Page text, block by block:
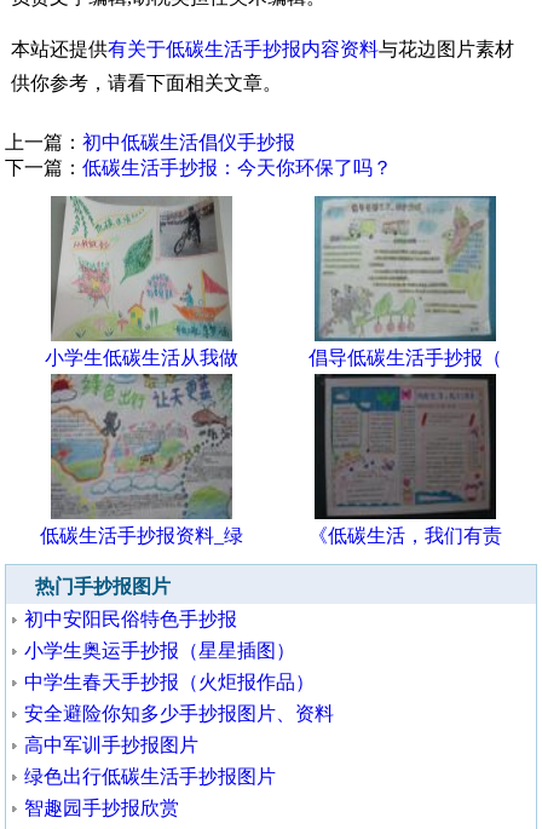
本站还提供有关于低碳生活手抄报内容资料与花边图片素材
供你参考，请看下面相关文章。
上一篇：初中低碳生活倡仪手抄报
下一篇：低碳生活手抄报：今天你环保了吗？
小学生低碳生活从我做 倡导低碳生活手抄报（
低碳生活手抄报资料_绿 《低碳生活，我们有责
热门手抄报图片
初中安阳民俗特色手抄报
小学生奥运手抄报（星星插图）
中学生春天手抄报（火炬报作品）
安全避险你知多少手抄报图片、资料
高中军训手抄报图片
绿色出行低碳生活手抄报图片
智趣园手抄报欣赏